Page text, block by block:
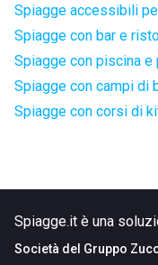
Spiagge accessibili
Spiagge con bar e
Spiagge con piscina e
Spiagge con campi di
Spiagge con corsi di
Spiagge.it è una
Società del Gruppo